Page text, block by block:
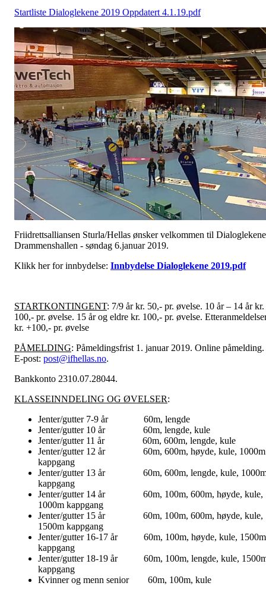
Startliste Dialoglekene 2019 Oppdatert 4.1.19.pdf
Friidrettsalliansen Sturla/Hellas ønsker velkommen til
Drammenshallen - søndag 6.januar 2019.
Klikk her for innbydelse: Innbydelse Dialoglekene 2019.pdf
STARTKONTINGENT: 7/9 år kr. 50,- pr. øvelse. 10 år – 14 år kr.
100,- pr. øvelse. 15 år og eldre kr. 100,- pr. øvelse.
kr. +100,- pr. øvelse
PÅMELDING: Påmeldingsfrist 1. januar 2019. Online påmelding.
E-post: post@ifhellas.no.
Bankkonto 2310.07.28044.
KLASSEINNDELING OG ØVELSER:
Jenter/gutter 7-9 år 60m, lengde
Jenter/gutter 10 år 60m, lengde, kule
Jenter/gutter 11 år 60m, 600m, lengde, kule
Jenter/gutter 12 år 60m, 600m, høyde, kule, 1000m
kappgang
Jenter/gutter 13 år 60m, 600m, lengde, kule,
kappgang
Jenter/gutter 14 år 60m, 100m, 600m, høyde, kule,
1000m kappgang
Jenter/gutter 15 år 60m, 100m, 600m, høyde, kule,
1500m kappgang
Jenter/gutter 16-17 år 60m, 100m, høyde, kule, 1500m
kappgang
Jenter/gutter 18-19 år 60m, 100m, lengde, kule,
kappgang
Kvinner og menn senior 60m, 100m, kule